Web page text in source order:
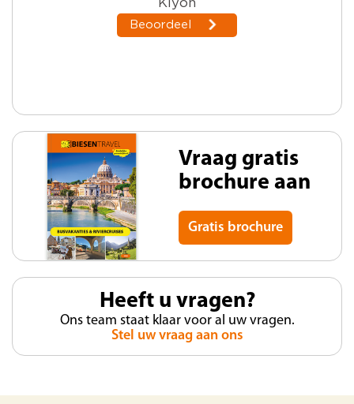
Vraag gratis
brochure aan
Gratis brochure
Heeft u vragen?
Ons team staat klaar voor al uw vragen.
Stel uw vraag aan ons